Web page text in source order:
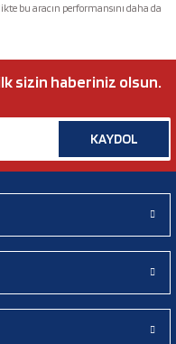
bu aracın performansını daha da
sizin haberiniz olsun.
KAYDOL